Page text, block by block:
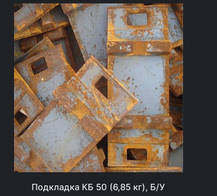
Подкладка КБ 50 (6,85 кг), Б/У